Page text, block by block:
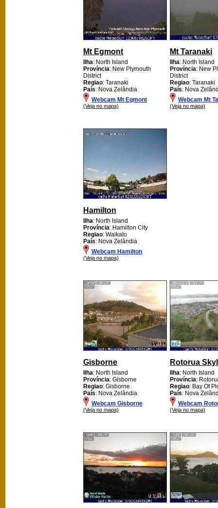
Mt Egmont
Ilha: North Island
Província: New Plymouth
District
Regiao: Taranaki
País: Nova Zelândia
Webcam Mt Egmont
(Veja no mapa)
Mt Taranaki
Ilha: North Island
Província: New
District
Regiao: Taranaki
País: Nova
Webcam Mt
(Veja no mapa)
Hamilton
Ilha: North Island
Província: Hamilton City
Regiao: Waikato
País: Nova Zelândia
Webcam Hamilton
(Veja no mapa)
Gisborne
Ilha: North Island
Província: Gisborne
Regiao: Gisborne
País: Nova Zelândia
Webcam Gisborne
(Veja no mapa)
Rotorua
Ilha: North Island
Província:
Regiao: Bay Of
País: Nova
Webcam
(Veja no mapa)